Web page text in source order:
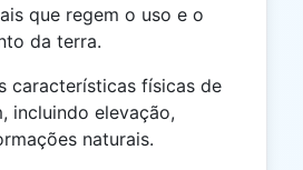
que regem o uso e o
da terra.
características físicas de
incluindo elevação,
naturais.